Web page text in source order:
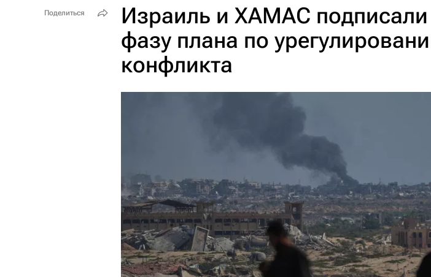
Израиль и ХАМАС
фазу плана по
конфликта
Поделиться